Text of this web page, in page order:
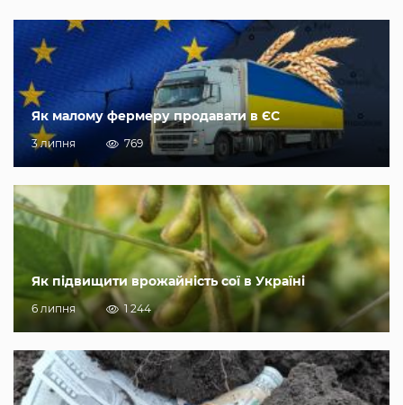
Як малому фермеру продавати в ЄС
3 липня 769
Як підвищити врожайність сої в Україні
6 липня 1 244